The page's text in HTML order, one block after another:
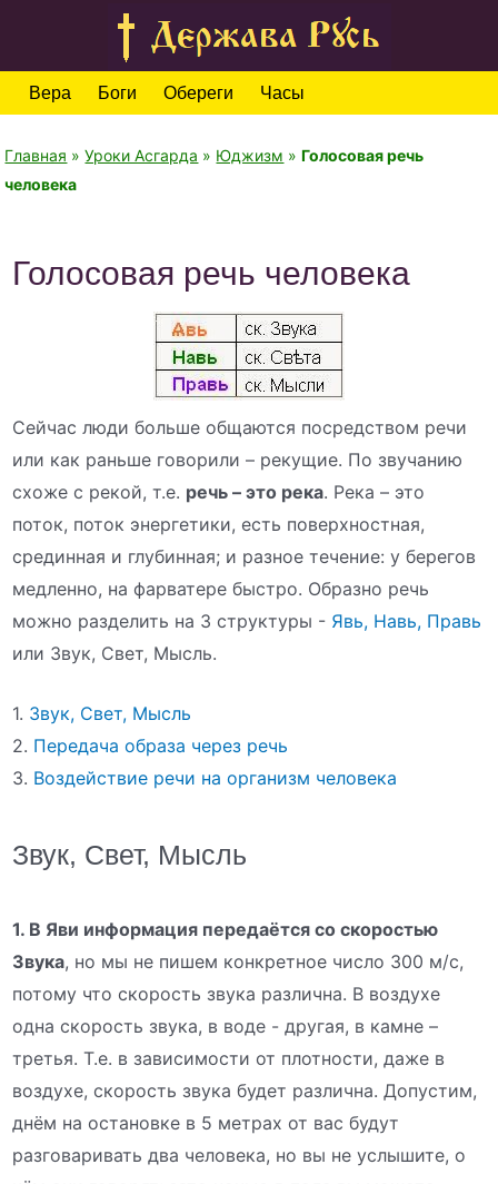
Вера Боги Обереги Часы
Главная »Уроки Асгарда » Юджизм »Голосовая речь
человека
Голосовая речь человека
Сейчас люди больше общаются посредством речи
или как раньше говорили – рекущие. По звучанию
схоже с рекой, т.е. речь – это река. Река – это
поток, поток энергетики, есть поверхностная,
срединная и глубинная; и разное течение: у берегов
медленно, на фарватере быстро. Образно речь
можно разделить на 3 структуры - Явь, Навь, Правь
или Звук, Свет, Мысль.
1. Звук, Свет, Мысль
2. Передача образа через речь
3. Воздействие речи на организм человека
Звук, Свет, Мысль
1. В Яви информация передаётся со скоростью
Звука, но мы не пишем конкретное число 300 м/с,
потому что скорость звука различна. В воздухе
одна скорость звука, в воде - другая, в камне –
третья. Т.е. в зависимости от плотности, даже в
воздухе, скорость звука будет различна. Допустим,
днём на остановке в 5 метрах от вас будут
разговаривать два человека, но вы не услышите, о